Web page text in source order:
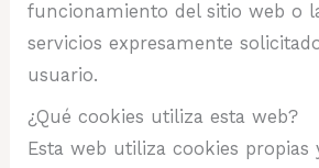
funcionamiento del sitio web o
servicios expresamente
usuario.
¿Qué cookies utiliza esta web?
Esta web utiliza cookies propias